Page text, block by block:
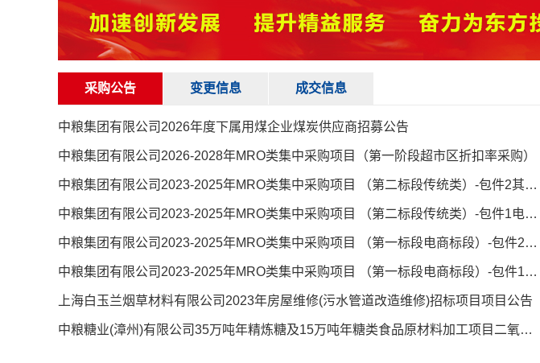
采购公告 变更信息 成交信息
中粮集团有限公司2026年度下属用煤企业煤炭供应商招募公告
中粮集团有限公司2026-2028年MRO类集中采购项目（第一阶段超市区折扣率采购）
中粮集团有限公司2023-2025年MRO类集中采购项目 （第二标段传统类）-包件2其他类谈判采购公告
中粮集团有限公司2023-2025年MRO类集中采购项目 （第二标段传统类）-包件1电气类谈判采购公告
中粮集团有限公司2023-2025年MRO类集中采购项目 （第一标段电商标段）-包件2其他类 谈判采购公告
中粮集团有限公司2023-2025年MRO类集中采购项目 （第一标段电商标段）-包件1安全防护类 谈判采购公告
上海白玉兰烟草材料有限公司2023年房屋维修(污水管道改造维修)招标项目项目公告
中粮糖业(漳州)有限公司35万吨年精炼糖及15万吨年糖类食品原材料加工项目二氧化硫发生器(硫磺炉)系统采购竞争性磋商公告